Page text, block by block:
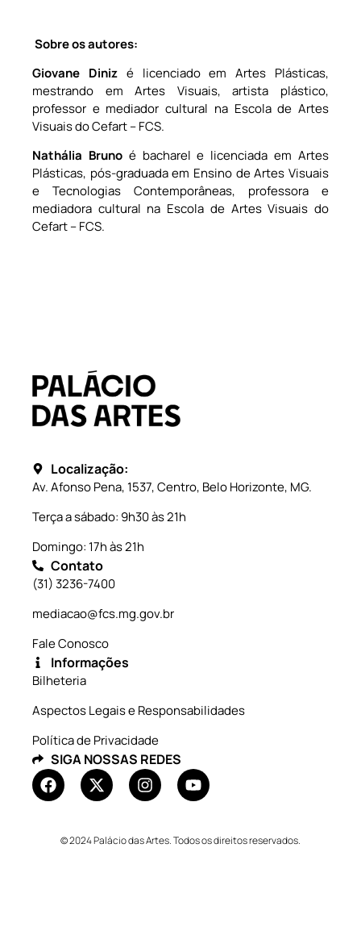
Sobre os autores:
Giovane Diniz é licenciado em Artes Plásticas,
mestrando em Artes Visuais, artista plástico,
professor e mediador cultural na Escola de Artes
Visuais do Cefart – FCS.
Nathália Bruno é bacharel e licenciada em Artes
Plásticas, pós-graduada em Ensino de Artes Visuais
e Tecnologias Contemporâneas, professora e
mediadora cultural na Escola de Artes Visuais do
Cefart – FCS.
Localização:
Av. Afonso Pena, 1537, Centro, Belo Horizonte, MG.
Terça a sábado: 9h30 às 21h
Domingo: 17h às 21h
Contato
(31) 3236-7400
mediacao@fcs.mg.gov.br
Fale Conosco
Informações
Bilheteria
Aspectos Legais e Responsabilidades
Política de Privacidade
SIGA NOSSAS REDES
© 2024 Palácio das Artes. Todos os direitos reservados.